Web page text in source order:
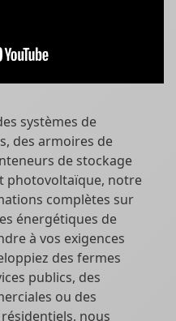
systèmes de
des armoires de
de stockage
photovoltaïque, notre
complètes sur
énergétiques de
à vos exigences
des fermes
publics, des
ou des
nous